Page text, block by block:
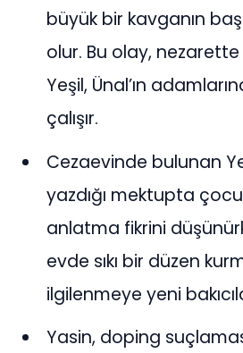
büyük bir kavganın
olur. Bu olay, nezarette
Yeşil, Ünal’ın
çalışır.
Cezaevinde bulunan
yazdığı mektupta
anlatma fikrini
evde sıkı bir düzen
ilgilenmeye yeni
Yasin, doping